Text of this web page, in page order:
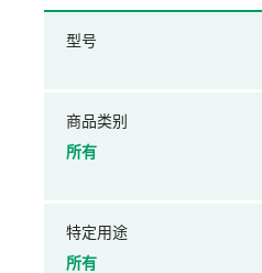
型号
商品类别
所有
特定用途
所有